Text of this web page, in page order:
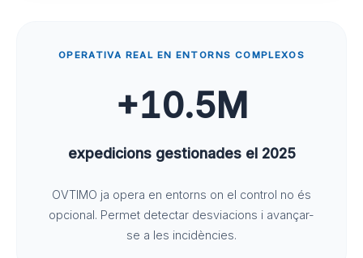
OPERATIVA REAL EN ENTORNS COMPLEXOS
+10.5M
expedicions gestionades el 2025
OVTIMO ja opera en entorns on el control no és
opcional. Permet detectar desviacions i avançar-
se a les incidències.